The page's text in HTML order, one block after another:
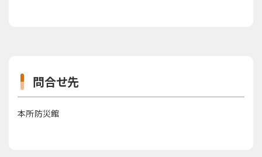
問合せ先
本所防災館